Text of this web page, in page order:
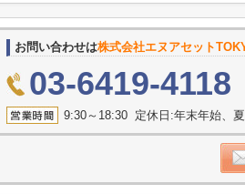
お問い合わせは株式会社エヌアセット
03-6419-4118
9:30～18:30 定休日:年末年始、